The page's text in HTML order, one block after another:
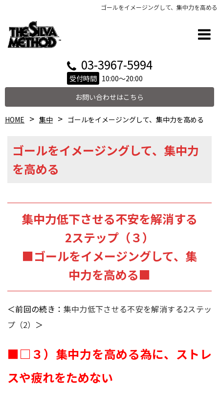
ゴールをイメージングして、集中力を高める
03-3967-5994
受付時間 10:00～20:00
お問い合わせはこちら
HOME 集中 ゴールをイメージングして、集中力を高める
ゴールをイメージングして、集中力
を高める
集中力低下させる不安を解消する
2ステップ（３）
■ゴールをイメージングして、集
中力を高める■
＜前回の続き： 集中力低下させる不安を解消する2ステッ
プ（2） ＞
■□３）集中力を高める為に、ストレ
スや疲れをためない